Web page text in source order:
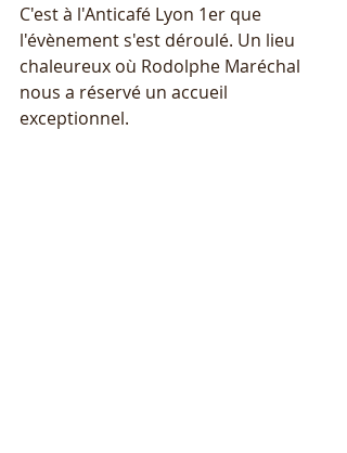
C'est à l'Anticafé Lyon 1er que
l'évènement s'est déroulé. Un lieu
chaleureux où Rodolphe Maréchal
nous a réservé un accueil
exceptionnel.